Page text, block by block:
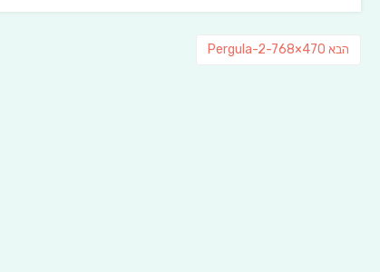
הבא פוסט
Pergula-2-768×470